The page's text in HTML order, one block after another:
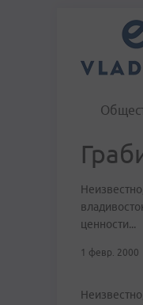
ценности...
1 февр. 2000